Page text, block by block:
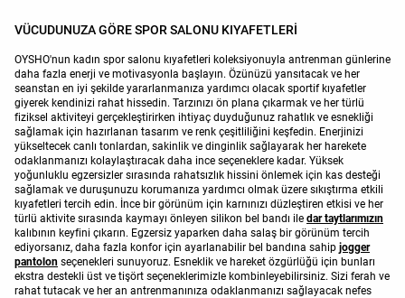
VÜCUDUNUZA GÖRE SPOR SALONU KIYAFETLERİ
OYSHO'nun kadın spor salonu kıyafetleri koleksiyonuyla antrenman günlerine
daha fazla enerji ve motivasyonla başlayın. Özünüzü yansıtacak ve her
seanstan en iyi şekilde yararlanmanıza yardımcı olacak sportif kıyafetler
giyerek kendinizi rahat hissedin. Tarzınızı ön plana çıkarmak ve her türlü
fiziksel aktiviteyi gerçekleştirirken ihtiyaç duyduğunuz rahatlık ve esnekliği
sağlamak için hazırlanan tasarım ve renk çeşitliliğini keşfedin. Enerjinizi
yükseltecek canlı tonlardan, sakinlik ve dinginlik sağlayarak her harekete
odaklanmanızı kolaylaştıracak daha ince seçeneklere kadar. Yüksek
yoğunluklu egzersizler sırasında rahatsızlık hissini önlemek için kas desteği
sağlamak ve duruşunuzu korumanıza yardımcı olmak üzere sıkıştırma etkili
kıyafetleri tercih edin. İnce bir görünüm için karnınızı düzleştiren etkisi ve her
türlü aktivite sırasında kaymayı önleyen silikon bel bandı ile dar taytlarımızın
kalıbının keyfini çıkarın. Egzersiz yaparken daha salaş bir görünüm tercih
ediyorsanız, daha fazla konfor için ayarlanabilir bel bandına sahip jogger
pantolon seçenekleri sunuyoruz. Esneklik ve hareket özgürlüğü için bunları
ekstra destekli üst ve tişört seçeneklerimizle kombinleyebilirsiniz. Sizi ferah ve
rahat tutacak ve her an antrenmanınıza odaklanmanızı sağlayacak nefes